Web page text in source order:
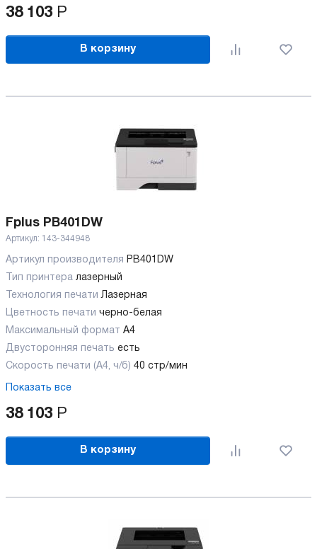
38 103 Р
В корзину
Fplus PB401DW
Артикул: 143-344948
Артикул производителя PB401DW
Тип принтера лазерный
Технология печати Лазерная
Цветность печати черно-белая
Максимальный формат А4
Двусторонняя печать есть
Скорость печати (А4, ч/б) 40 стр/мин
Показать все
38 103 Р
В корзину